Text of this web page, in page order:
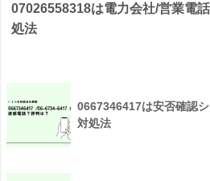
07026558318は電力会社/営業電
処法
0667346417は安否確認
対処法